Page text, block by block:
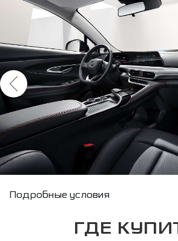
Условия кредитования и
Подробные условия
ГДЕ